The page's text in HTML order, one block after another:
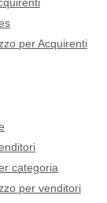
per Acquirenti
categoria
per venditori